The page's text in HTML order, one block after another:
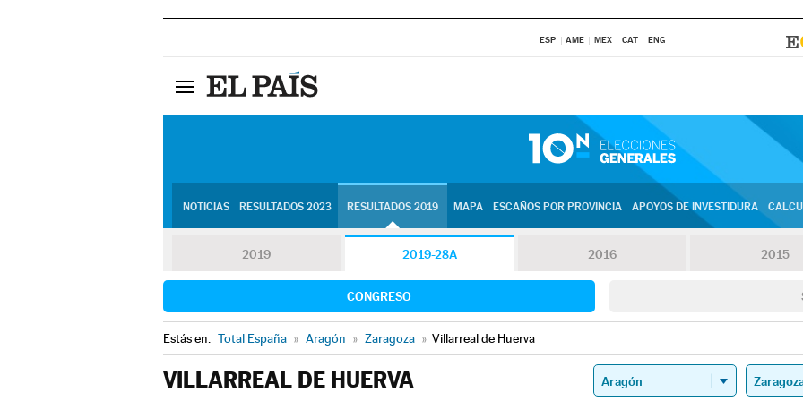
ESP AME MEX CAT ENG
NOTICIAS RESULTADOS 2023 RESULTADOS 2019 MAPA ESCAÑOS POR PROVINCIA APOYOS DE INVESTIDURA
2019 2019-28A 2016 2015
CONGRESO
Estás en: Total España » Aragón » Zaragoza » Villarreal de Huerva
VILLARREAL DE HUERVA